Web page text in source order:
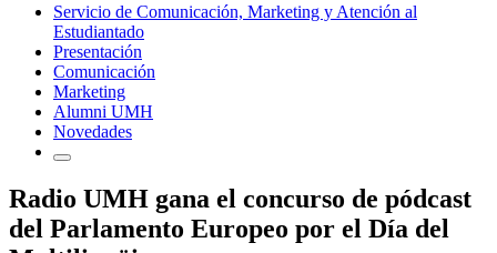
Servicio de Comunicación, Marketing y Atención al
Estudiantado
Presentación
Comunicación
Marketing
Alumni UMH
Novedades
Radio UMH gana el concurso de pódcast
del Parlamento Europeo por el Día del